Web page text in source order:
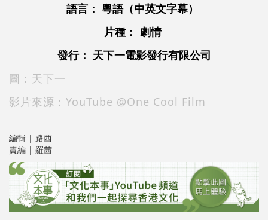
語言： 粵語（中英文字幕）
片種： 劇情
發行： 天下一電影發行有限公司
圖：天下一
影片來源：YouTube @One Cool Film
編輯 | 路西
責編 | 羅茜